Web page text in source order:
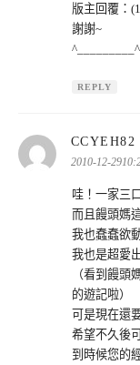
版主回覆：
謝謝~
^_________^
REPLY
CCYEH82
2010-12-
哇！一家三
而且饅頭媽
我也蠢蠢欲
我也是超愛
（看到饅頭
的遊記啦）
可是現在還
希望不久後
到時候您的